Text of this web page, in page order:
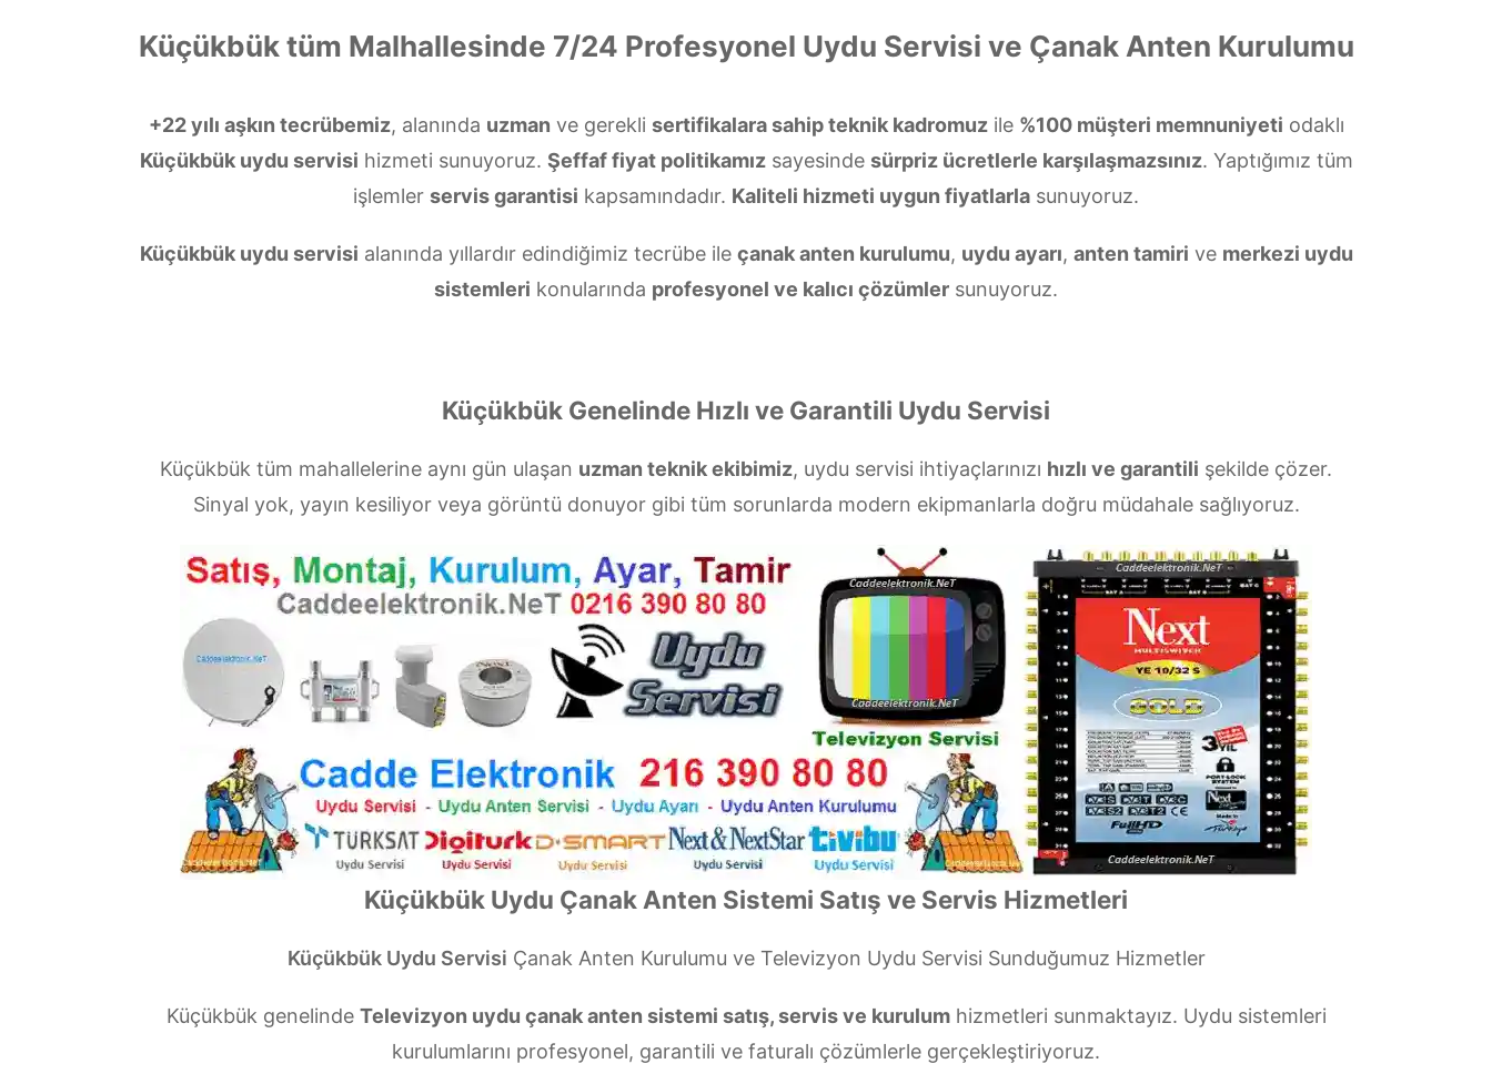
Küçükbük tüm Malhallesinde 7/24 Profesyonel Uydu Servisi ve Çanak Anten Kurulumu
+22 yılı aşkın tecrübemiz, alanında uzman ve gerekli sertifikalara sahip teknik kadromuzile %100 müşteri memnuniyeti odaklı
Küçükbük uydu servisi hizmeti sunuyoruz. Şeffaf fiyat politikamızsayesinde sürpriz ücretlerle karşılaşmazsınız. Yaptığımız tüm
işlemler servis garantisi kapsamındadır. Kaliteli hizmeti uygun fiyatlarla sunuyoruz.
Küçükbük uydu servisi alanında yıllardır edindiğimiz tecrübe ile çanak anten kurulumu, uydu ayarı, anten tamiri ve merkezi uydu
sistemleri konularında profesyonel ve kalıcı çözümler sunuyoruz.
Küçükbük Genelinde Hızlı ve Garantili Uydu Servisi
Küçükbük tüm mahallelerine aynı gün ulaşan uzman teknik ekibimiz, uydu servisi ihtiyaçlarınızı hızlı ve garantili şekilde çözer.
Sinyal yok, yayın kesiliyor veya görüntü donuyor gibi tüm sorunlarda modern ekipmanlarla doğru müdahale sağlıyoruz.
Küçükbük Uydu Çanak Anten Sistemi Satış ve Servis Hizmetleri
Küçükbük Uydu Servisi Çanak Anten Kurulumu ve Televizyon Uydu Servisi Sunduğumuz Hizmetler
Küçükbük genelinde Televizyon uydu çanak anten sistemi satış, servis ve kurulumhizmetleri sunmaktayız. Uydu sistemleri
kurulumlarını profesyonel, garantili ve faturalı çözümlerle gerçekleştiriyoruz.